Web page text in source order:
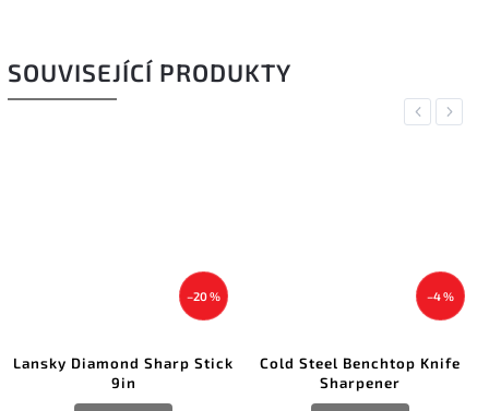
SOUVISEJÍCÍ PRODUKTY
Previous
–20 %
Lansky Diamond Sharp Stick
9in
–4 %
Cold Steel Benchtop Knife
Sharpener
Next